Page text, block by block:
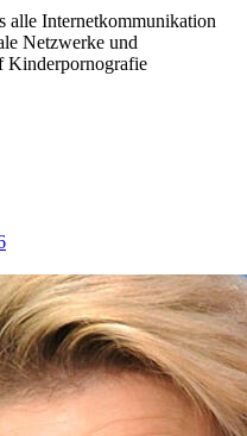
Internetkommunikation
Netzwerke und
Kinderpornografie